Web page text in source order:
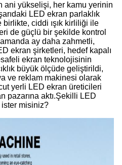
ani yükselişi, her kamu yerinin
LED ekran parlaklık
birlikte, ciddi ışık kirliliği ile
de güçlü bir şekilde kontrol
ay daha zahmetli,
ekran şirketleri, hedef kapalı
ekran teknolojisinin
büyük ölçüde geliştirildi,
ve reklam makinesi olarak
yerli LED ekran üreticileri
pazarına aktı.Şekilli LED
ister misiniz?